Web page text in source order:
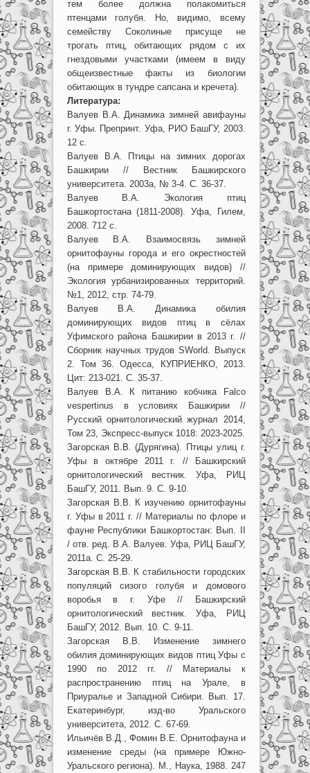
тем более должна полакомиться
птенцами голубя. Но, видимо, всему
семейству Соколиные присуще не
трогать птиц, обитающих рядом с их
гнездовыми участками (имеем в виду
общеизвестные факты из биологии
обитающих в тундре сапсана и кречета).
Литература:
Валуев В.А. Динамика зимней авифауны
г. Уфы. Препринт. Уфа, РИО БашГУ, 2003.
12 с.
Валуев В.А. Птицы на зимних дорогах
Башкирии // Вестник Башкирского
университета. 2003а, № 3-4. С. 36-37.
Валуев В.А. Экология птиц
Башкортостана (1811-2008). Уфа, Гилем,
2008. 712 с.
Валуев В.А. Взаимосвязь зимней
орнитофауны города и его окрестностей
(на примере доминирующих видов) //
Экология урбанизированных территорий.
№1, 2012, стр. 74-79.
Валуев В.А. Динамика обилия
доминирующих видов птиц в сёлах
Уфимского района Башкирии в 2013 г. //
Сборник научных трудов SWorld. Выпуск
2. Том 36. Одесса, КУПРИЕНКО, 2013.
Цит: 213-021. С. 35-37.
Валуев В.А. К питанию кобчика Falco
vespertinus в условиях Башкирии //
Русский орнитологический журнал 2014,
Том 23, Экспресс-выпуск 1018: 2023-2025.
Загорская В.В. (Дурягина). Птицы улиц г.
Уфы в октябре 2011 г. // Башкирский
орнитологический вестник. Уфа, РИЦ
БашГУ, 2011. Вып. 9. С. 9-10.
Загорская В.В. К изучению орнитофауны
г. Уфы в 2011 г. // Материалы по флоре и
фауне Республики Башкортостан: Вып. II
/ отв. ред. В.А. Валуев. Уфа, РИЦ БашГУ,
2011а. С. 25-29.
Загорская В.В. К стабильности городских
популяций сизого голубя и домового
воробья в г. Уфе // Башкирский
орнитологический вестник. Уфа, РИЦ
БашГУ, 2012. Вып. 10. С. 9-11.
Загорская В.В. Изменение зимнего
обилия доминирующих видов птиц Уфы с
1990 по 2012 гг. // Материалы к
распространению птиц на Урале, в
Приуралье и Западной Сибири. Вып. 17.
Екатеринбург, изд-во Уральского
университета, 2012. С. 67-69.
Ильичёв В.Д., Фомин В.Е. Орнитофауна и
изменение среды (на примере Южно-
Уральского региона). М., Наука, 1988. 247